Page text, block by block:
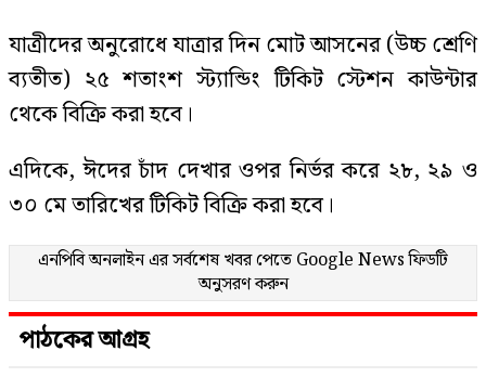
যাত্রীদের অনুরোধে যাত্রার দিন মোট আসনের (উচ্চ শ্রেণি
ব্যতীত) ২৫ শতাংশ স্ট্যান্ডিং টিকিট স্টেশন কাউন্টার
থেকে বিক্রি করা হবে।
এদিকে, ঈদের চাঁদ দেখার ওপর নির্ভর করে ২৮, ২৯ ও
৩০ মে তারিখের টিকিট বিক্রি করা হবে।
এনপিবি অনলাইন এর সর্বশেষ খবর পেতে Google Newsফিডটি
অনুসরণ করুন
পাঠকের আগ্রহ